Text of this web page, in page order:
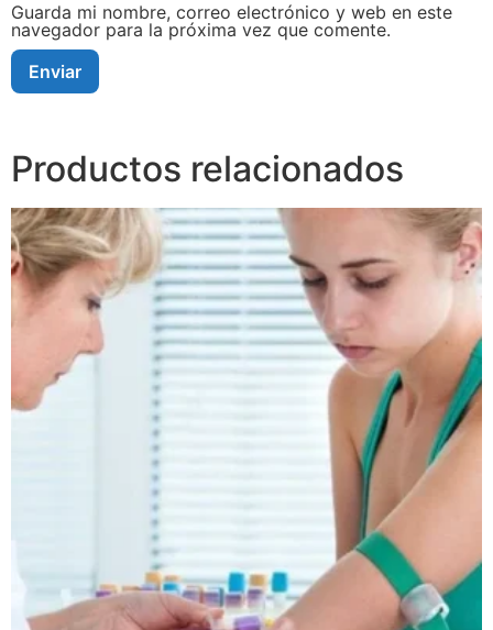
Guarda mi nombre, correo electrónico y web en este
navegador para la próxima vez que comente.
Productos relacionados